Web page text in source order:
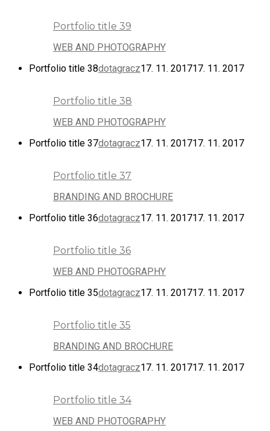
Portfolio title 39
WEB AND PHOTOGRAPHY
Portfolio title 38dotagracz17. 11. 201717. 11. 2017
Portfolio title 38
WEB AND PHOTOGRAPHY
Portfolio title 37dotagracz17. 11. 201717. 11. 2017
Portfolio title 37
BRANDING AND BROCHURE
Portfolio title 36dotagracz17. 11. 201717. 11. 2017
Portfolio title 36
WEB AND PHOTOGRAPHY
Portfolio title 35dotagracz17. 11. 201717. 11. 2017
Portfolio title 35
BRANDING AND BROCHURE
Portfolio title 34dotagracz17. 11. 201717. 11. 2017
Portfolio title 34
WEB AND PHOTOGRAPHY